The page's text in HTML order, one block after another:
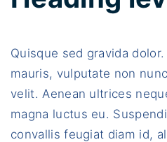
Quisque sed gravida
mauris, vulputate non
velit. Aenean ultrices
magna luctus eu.
convallis feugiat diam id,